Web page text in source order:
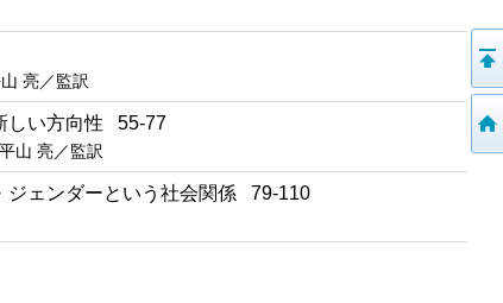
亮／監訳
しい方向性 55-77
山 亮／監訳
ジェンダーという社会関係 79-110